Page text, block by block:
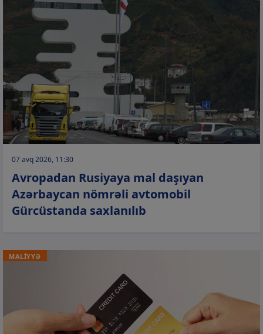
07 avq 2026, 11:30
Avropadan Rusiyaya mal daşıyan
Azərbaycan nömrəli avtomobil
Gürcüstanda saxlanılıb
MALİYYƏ